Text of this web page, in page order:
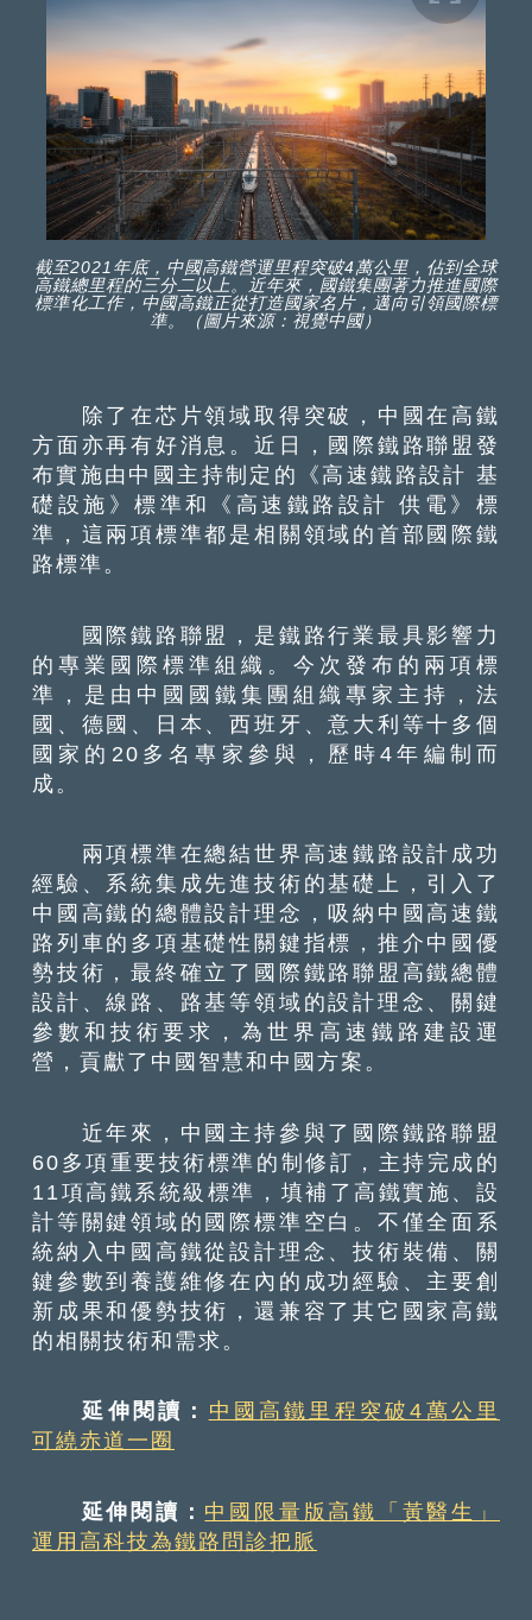
截至2021年底，中國高鐵營運里程突破4萬公里，佔到全球
高鐵總里程的三分二以上。近年來，國鐵集團著力推進國際
標準化工作，中國高鐵正從打造國家名片，邁向引領國際標
準。（圖片來源：視覺中國）
除了在芯片領域取得突破，中國在高鐵
方面亦再有好消息。近日，國際鐵路聯盟發
布實施由中國主持制定的《高速鐵路設計 基
礎設施》標準和《高速鐵路設計 供電》標
準，這兩項標準都是相關領域的首部國際鐵
路標準。
國際鐵路聯盟，是鐵路行業最具影響力
的專業國際標準組織。今次發布的兩項標
準，是由中國國鐵集團組織專家主持，法
國、德國、日本、西班牙、意大利等十多個
國家的20多名專家參與，歷時4年編制而
成。
兩項標準在總結世界高速鐵路設計成功
經驗、系統集成先進技術的基礎上，引入了
中國高鐵的總體設計理念，吸納中國高速鐵
路列車的多項基礎性關鍵指標，推介中國優
勢技術，最終確立了國際鐵路聯盟高鐵總體
設計、線路、路基等領域的設計理念、關鍵
參數和技術要求，為世界高速鐵路建設運
營，貢獻了中國智慧和中國方案。
近年來，中國主持參與了國際鐵路聯盟
60多項重要技術標準的制修訂，主持完成的
11項高鐵系統級標準，填補了高鐵實施、設
計等關鍵領域的國際標準空白。不僅全面系
統納入中國高鐵從設計理念、技術裝備、關
鍵參數到養護維修在內的成功經驗、主要創
新成果和優勢技術，還兼容了其它國家高鐵
的相關技術和需求。
延伸閱讀： 中國高鐵里程突破4萬公里
可繞赤道一圈
延伸閱讀： 中國限量版高鐵「黃醫生」
運用高科技為鐵路問診把脈